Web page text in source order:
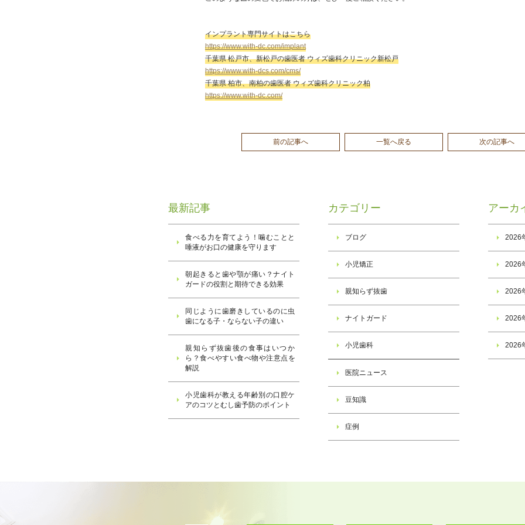
インプラント専門サイトはこちら
https://www.with-dc.com/implant
千葉県 松戸市、新松戸の歯医者 ウィズ歯科クリニック新松戸
https://www.with-dcs.com/cms/
千葉県 柏市、南柏の歯医者 ウィズ歯科クリニック柏
https://www.with-dc.com/
前の記事へ 一覧へ戻る 次の記事へ
最新記事
食べる力を育てよう！噛むことと
唾液がお口の健康を守ります
朝起きると歯や顎が痛い？ナイト
ガードの役割と期待できる効果
同じように歯磨きしているのに虫
歯になる子・ならない子の違い
親知らず抜歯後の食事はいつか
ら？食べやすい食べ物や注意点を
解説
小児歯科が教える年齢別の口腔ケ
アのコツとむし歯予防のポイント
カテゴリー
ブログ
小児矯正
親知らず抜歯
ナイトガード
小児歯科
医院ニュース
豆知識
症例
アーカ
2026
2026
2026
2026
2026